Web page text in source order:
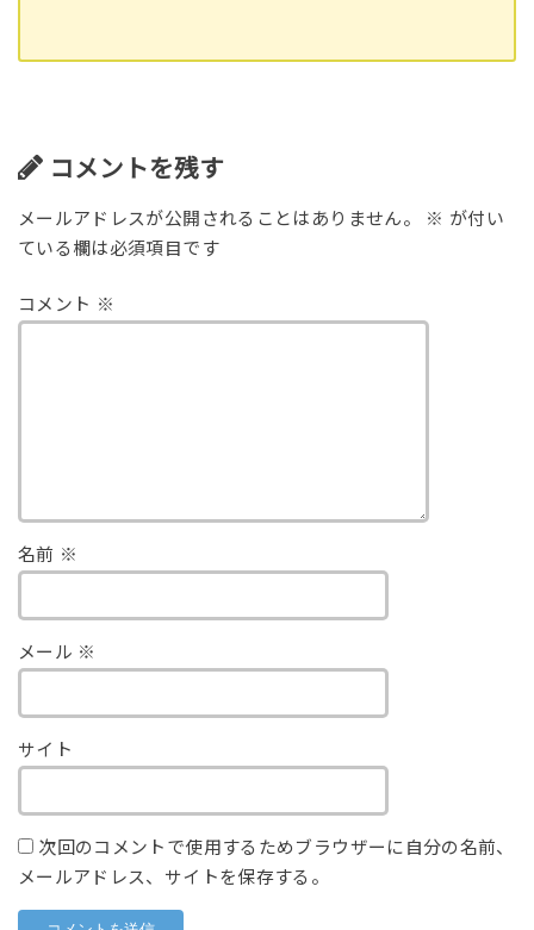
コメントを残す
メールアドレスが公開されることはありません。 ※ が付い
ている欄は必須項目です
コメント ※
名前 ※
メール ※
サイト
次回のコメントで使用するためブラウザーに自分の名前、
メールアドレス、サイトを保存する。